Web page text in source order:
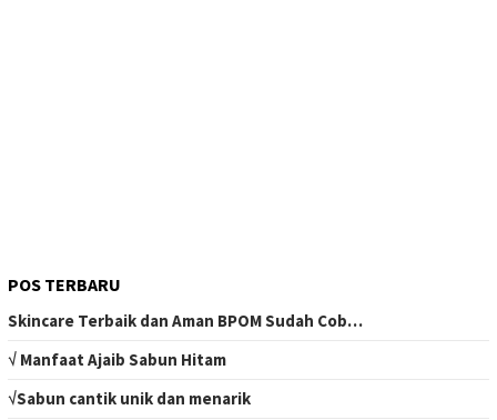
POS TERBARU
Skincare Terbaik dan Aman BPOM Sudah Cob…
√ Manfaat Ajaib Sabun Hitam
√Sabun cantik unik dan menarik